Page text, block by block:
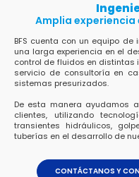
Amplia experiencia
BFS cuenta con un equipo
una larga experiencia en el
control de fluidos en distintas
servicio de consultoría en
sistemas presurizados.
De esta manera ayudamos
clientes, utilizando
transientes hidráulicos,
tuberías en el desarrollo de
CONTÁCTANOS Y